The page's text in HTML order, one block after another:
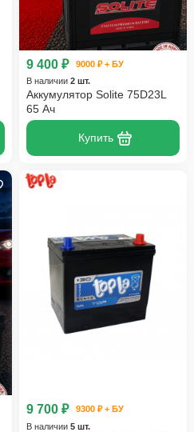
9 400 ₽
9000 ₽ + БУ
В наличии 2 шт.
Аккумулятор Solite 75D23L
65 Ач
Купить
9 700 ₽
9300 ₽ + БУ
В наличии 5 шт.